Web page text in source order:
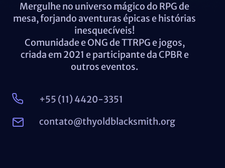
Mergulhe no universo mágico do RPG de
mesa, forjando aventuras épicas e histórias
inesquecíveis!
Comunidade e ONG de TTRPG e jogos,
criada em 2021 e participante da CPBR e
outros eventos.
+55 (11) 4420-3351
contato@thyoldblacksmith.org